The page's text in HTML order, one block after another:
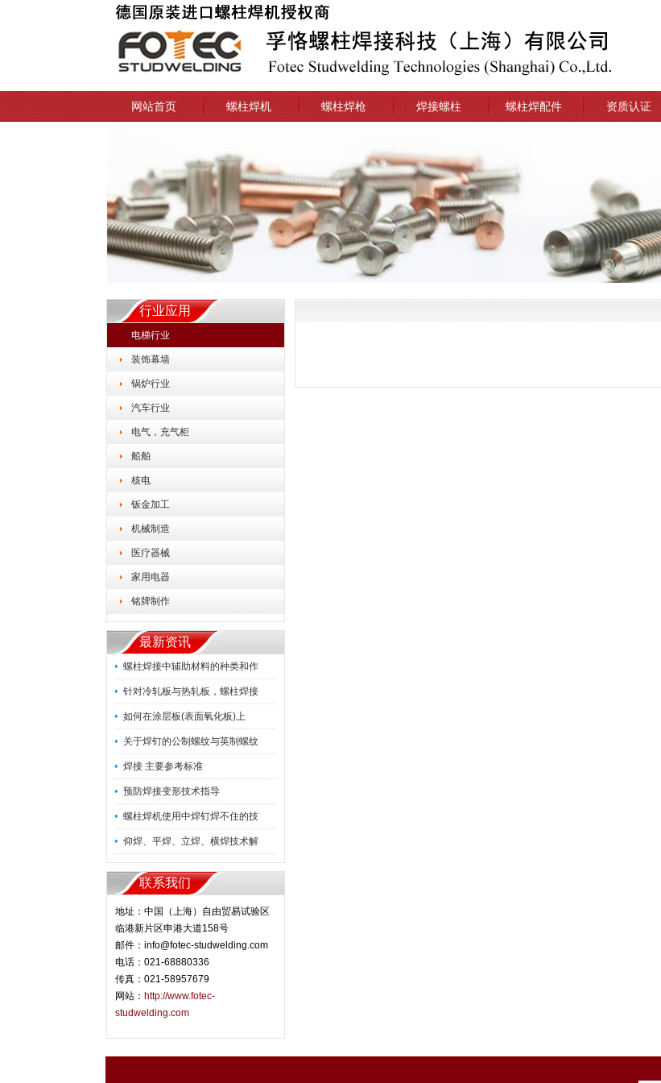
网站首页 螺柱焊机 螺柱焊枪 焊接螺柱 螺柱焊配件 资质认证
行业应用
电梯行业
装饰幕墙
锅炉行业
汽车行业
电气，充气柜
船舶
核电
钣金加工
机械制造
医疗器械
家用电器
铭牌制作
最新资讯
螺柱焊接中辅助材料的种类和作
针对冷轧板与热轧板，螺柱焊接
如何在涂层板(表面氧化板)上
关于焊钉的公制螺纹与英制螺纹
焊接 主要参考标准
预防焊接变形技术指导
螺柱焊机使用中焊钉焊不住的技
仰焊、平焊、立焊、横焊技术解
联系我们
地址：中国（上海）自由贸易试验区
临港新片区申港大道158号
邮件：info@fotec-studwelding.com
电话：021-68880336
传真：021-58957679
网站： http://www.fotec-
studwelding.com